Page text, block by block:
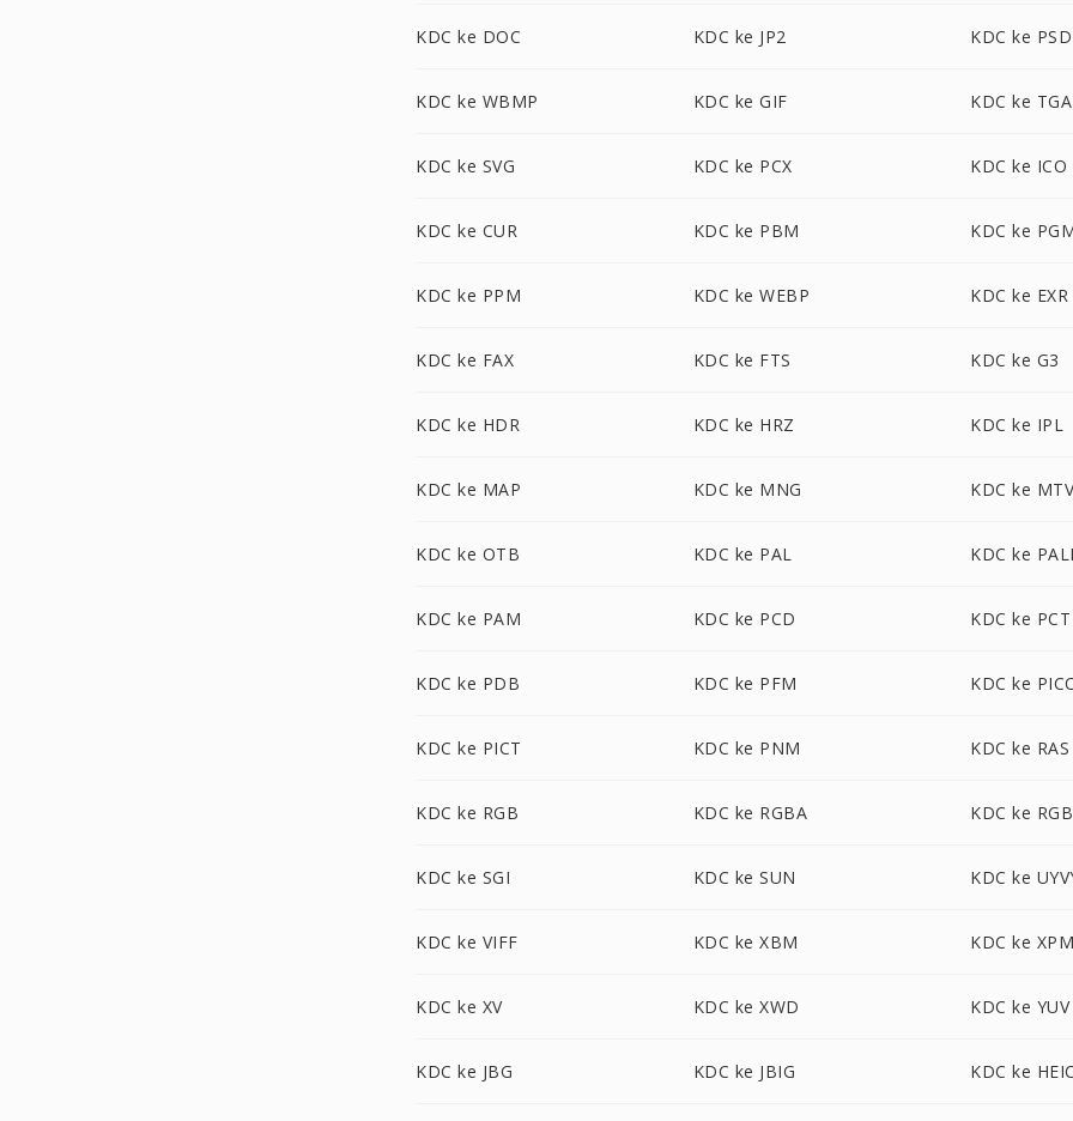
KDC ke DOC KDC ke JP2 KDC ke PSD
KDC ke WBMP KDC ke GIF KDC ke TGA
KDC ke SVG KDC ke PCX KDC ke ICO
KDC ke CUR KDC ke PBM KDC ke
KDC ke PPM KDC ke WEBP KDC ke EXR
KDC ke FAX KDC ke FTS KDC ke G3
KDC ke HDR KDC ke HRZ KDC ke IPL
KDC ke MAP KDC ke MNG KDC ke
KDC ke OTB KDC ke PAL KDC ke
KDC ke PAM KDC ke PCD KDC ke PCT
KDC ke PDB KDC ke PFM KDC ke
KDC ke PICT KDC ke PNM KDC ke RAS
KDC ke RGB KDC ke RGBA KDC ke
KDC ke SGI KDC ke SUN KDC ke
KDC ke VIFF KDC ke XBM KDC ke
KDC ke XV KDC ke XWD KDC ke YUV
KDC ke JBG KDC ke JBIG KDC ke